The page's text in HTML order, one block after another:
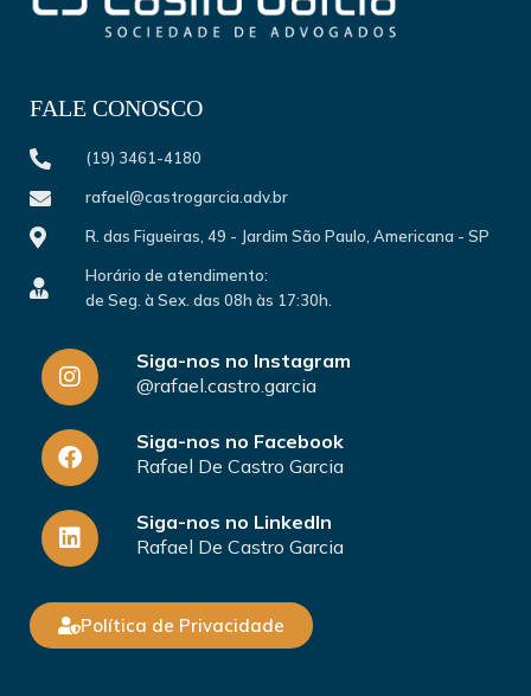
FALE CONOSCO
(19) 3461-4180
rafael@castrogarcia.adv.br
R. das Figueiras, 49 - Jardim São Paulo, Americana - SP
Horário de atendimento:
de Seg. à Sex. das 08h às 17:30h.
Siga-nos no Instagram
@rafael.castro.garcia
Siga-nos no Facebook
Rafael De Castro Garcia
Siga-nos no LinkedIn
Rafael De Castro Garcia
Política de Privacidade